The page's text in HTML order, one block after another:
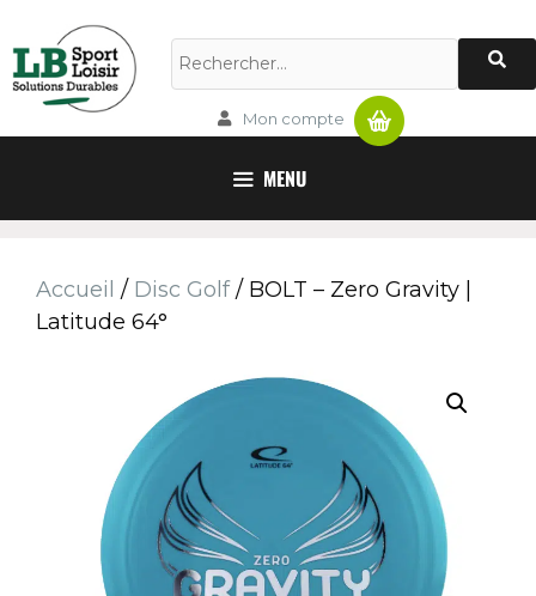
Mon compte Panier
MENU
Accueil / Disc Golf/ BOLT – Zero Gravity |
Latitude 64°